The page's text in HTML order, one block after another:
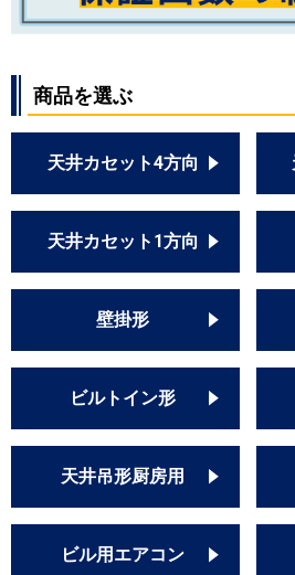
PLZX-
PLZX-
PLZX-
PLZX-
PLZX-
日立
RCID-
RCID-
RCID-
RCID-
RCID-
RCID-
RCID-
RCID-
RCID-
商品を選ぶ
天井カセット4方向
天井カセット1方向
壁掛形
ビルトイン形
天井吊形厨房用
ビル用エアコン